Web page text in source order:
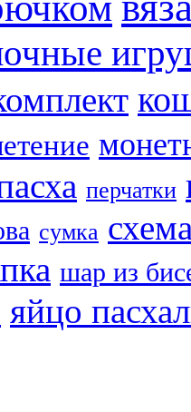
перчатки
сумка
шар из
яйцо